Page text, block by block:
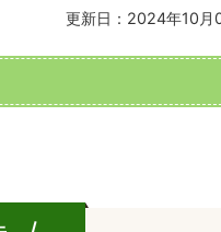
更新日：2024年10月